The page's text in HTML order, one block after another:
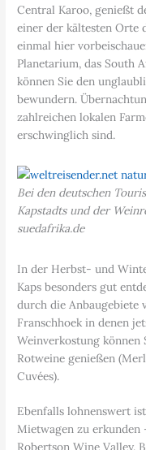
Central Karoo, genießt
einer der kältesten Orte
einmal hier
Planetarium, das South
können Sie den
bewundern.
zahlreichen lokalen
erschwinglich sind.
Bei den deutschen
Kapstadts und der
suedafrika.de
In der Herbst- und
Kaps besonders gut
durch die Anbaugebiete
Franschhoek in denen
Weinverkostung
Rotweine genießen
Cuvées).
Ebenfalls lohnenswert
Mietwagen zu erkunden
Robertson Wine Valley.